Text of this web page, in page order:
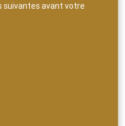
suivantes avant votre